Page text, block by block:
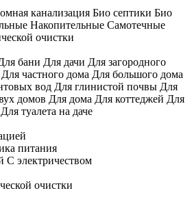
канализация Био септики Био
Накопительные Самотечные
очистки
бани Для дачи Для загородного
Для частного дома Для большого дома
вод Для глинистой почвы Для
домов Для дома Для коттеджей Для
Для туалета на даче
питания
С электричеством
очистки